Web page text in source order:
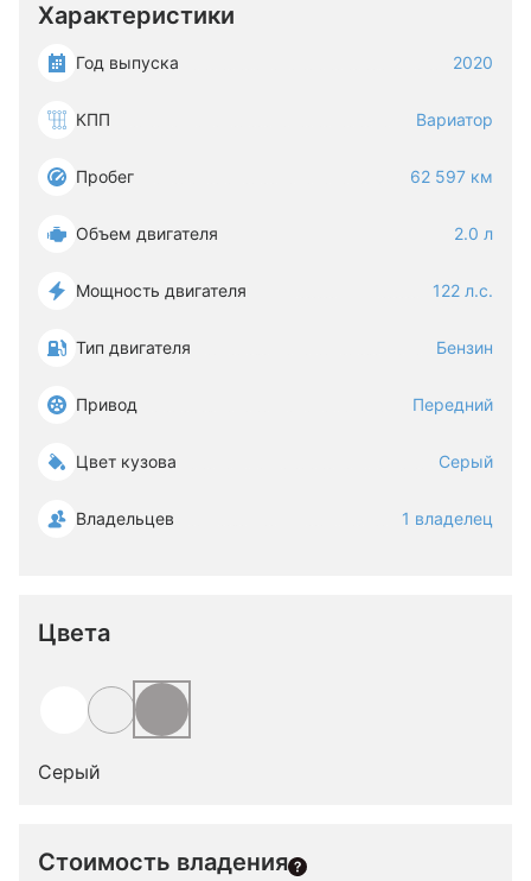
Характеристики
Год выпуска 2020
КПП Вариатор
Пробег 62 597 км
Объем двигателя 2.0 л
Мощность двигателя 122 л.с.
Тип двигателя Бензин
Привод Передний
Цвет кузова Серый
Владельцев 1 владелец
Цвета
Серый
Стоимость владения